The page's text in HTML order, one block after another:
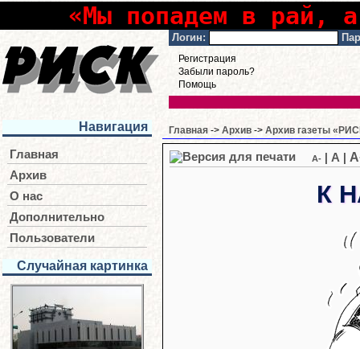
«Мы попадем в рай,
Логин:
Регистрация
Забыли пароль?
Помощь
Навигация
Главная
Архив
О нас
Дополнительно
Пользователи
Случайная картинка
Главная -> Архив -> Архив газеты
A- A
К